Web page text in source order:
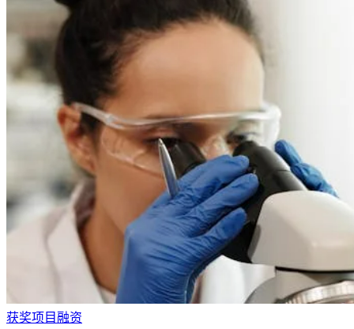
获奖项目融资